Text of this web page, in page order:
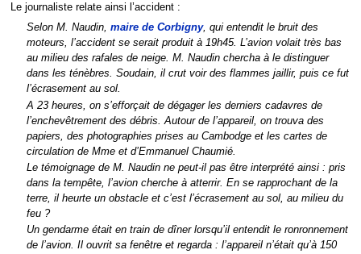
Le journaliste relate ainsi l’accident :
Selon M. Naudin, maire de Corbigny, qui entendit le bruit des
moteurs, l’accident se serait produit à 19h45. L’avion volait très bas
au milieu des rafales de neige. M. Naudin chercha à le distinguer
dans les ténèbres. Soudain, il crut voir des flammes jaillir, puis ce fut
l’écrasement au sol.
A 23 heures, on s’efforçait de dégager les derniers cadavres de
l’enchevêtrement des débris. Autour de l’appareil, on trouva des
papiers, des photographies prises au Cambodge et les cartes de
circulation de Mme et d’Emmanuel Chaumié.
Le témoignage de M. Naudin ne peut-il pas être interprété ainsi : pris
dans la tempête, l’avion cherche à atterrir. En se rapprochant de la
terre, il heurte un obstacle et c’est l’écrasement au sol, au milieu du
feu ?
Un gendarme était en train de dîner lorsqu’il entendit le ronronnement
de l’avion. Il ouvrit sa fenêtre et regarda : l’appareil n’était qu’à 150